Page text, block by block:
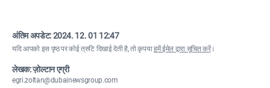
अंतिम अपडेट:2024. 12. 01 12:47
यदि आपको इस पृष्ठ पर कोई त्रुटि दिखाई देती है, तो कृपयाहमें ईमेल द्वारा सूचित करें।
लेखक: ज़ोल्टान एग्री
egri.zoltan@dubainewsgroup.com